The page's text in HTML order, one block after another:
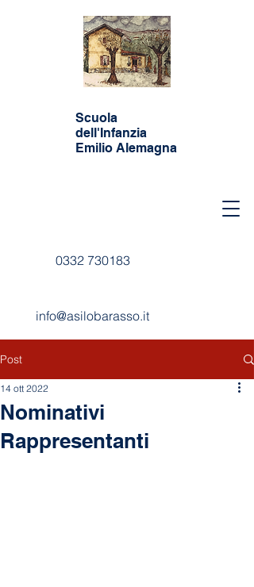
Scuola
dell'Infanzia
Emilio Alemagna
0332 730183
info@asilobarasso.it
Post
Nominativi
Rappresentanti
14 ott 2022